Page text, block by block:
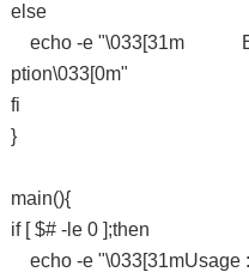
else
echo -e "\033[31m
ption\033[0m"
fi
}
main(){
if [ $# -le 0 ];then
echo -e "\033[31mUsage